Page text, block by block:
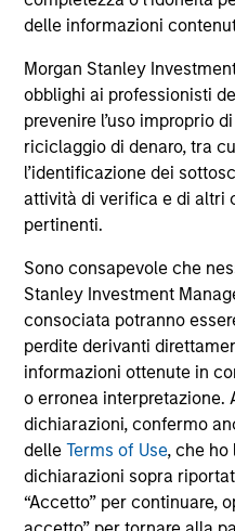
delle informazioni
Morgan Stanley
obblighi ai professionisti
prevenire l’uso improprio
riciclaggio di denaro, tra
l’identificazione dei
attività di verifica e di altri
pertinenti.
Sono consapevole che
Stanley Investment
consociata potranno
perdite derivanti
informazioni ottenute in
o erronea interpretazione.
dichiarazioni, confermo
delleTerms of Use, che ho
dichiarazioni sopra
“Accetto” per continuare,
all’emissione e al rimborso
Investment Management
Il valore degli investimenti
possono aumentare come
non
recuperare l'importo
I dati di performance per i
inferiore a un anno non
calcolate al netto delle
da inizio anno non sono
altre classi di azioni, se
diverse. Prima di investire
attentamente gli obiettivi
commissioni e le spese del
Il ricorso alla leva aumenta
relativamente contenuta
determinare una variazione
positivo che negativo, nel
conseguenza, nel valore del
Alcuni documenti disponibili